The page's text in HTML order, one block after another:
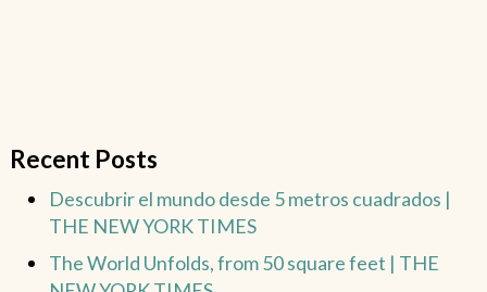
Recent Posts
Descubrir el mundo desde 5 metros cuadrados |
THE NEW YORK TIMES
The World Unfolds, from 50 square feet | THE